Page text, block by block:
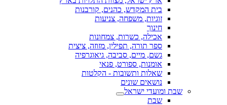
בית המקדש, כהנים, קורבנות
זוגיות, משפחה, צניעות
חינוך
אכילה, כשרות, צמחונות
ספר תורה, תפילין, מזוזה, ציצית
גשם, מיים, סביבה, גיאוגרפיה
אומנות, ספורט, פנאי
שאלות ותשובות - הקלטות
נושאים שונים
שבת ומועדי ישראל
שבת